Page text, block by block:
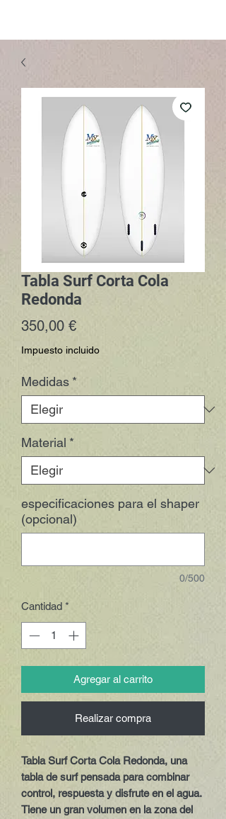
Tabla Surf Corta Cola
Redonda
350,00 €Precio
Impuesto incluido
Medidas *
Material *
especificaciones para el shaper
(opcional)
0/500
Cantidad *
Agregar al carrito
Realizar compra
Tabla Surf Corta Cola Redonda, una
tabla de surf pensada para combinar
control, respuesta y disfrute en el agua.
Tiene un gran volumen en la zona del